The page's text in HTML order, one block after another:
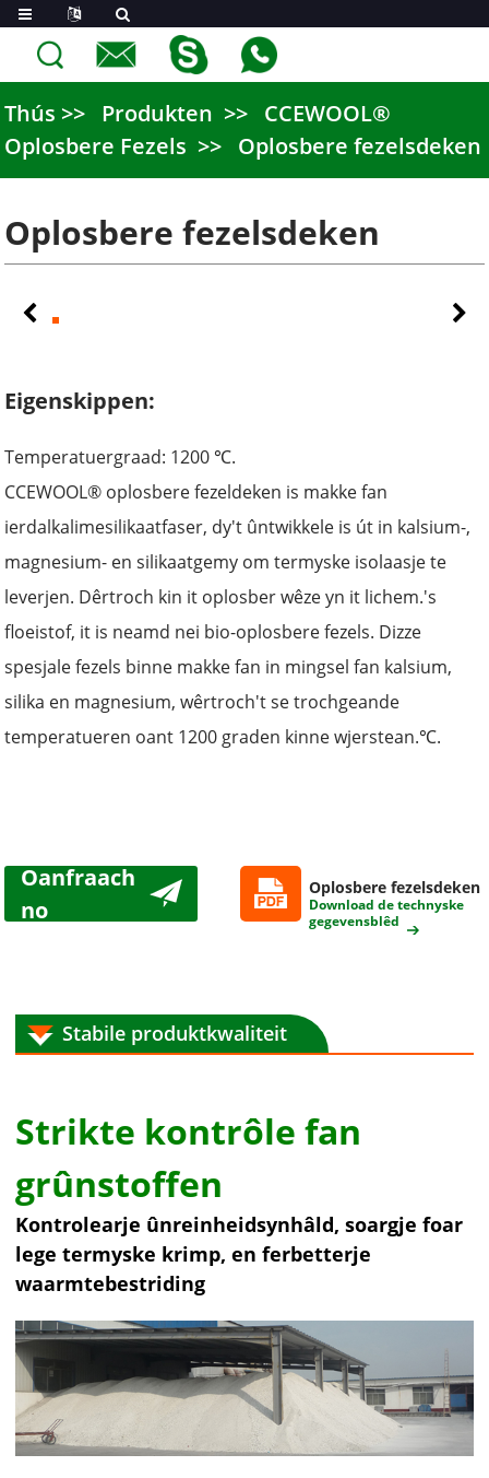
Thús Produkten
CCEWOOL®
Oplosbere Fezels
Oplosbere fezelsdeken
Oplosbere fezelsdeken
Eigenskippen:
Temperatuergraad: 1200 ℃.
CCEWOOL® oplosbere fezeldeken is makke fan
ierdalkalimesilikaatfaser, dy't ûntwikkele is út in kalsium-,
magnesium- en silikaatgemy om termyske isolaasje te
leverjen. Dêrtroch kin it oplosber wêze yn it lichem.'s
floeistof, it is neamd nei bio-oplosbere fezels. Dizze
spesjale fezels binne makke fan in mingsel fan kalsium,
silika en magnesium, wêrtroch't se trochgeande
temperatueren oant 1200 graden kinne wjerstean.℃.
Oanfraach
no
Oplosbere fezelsdeken
Download de technyske
gegevensblêd
Stabile produktkwaliteit
Strikte kontrôle fan
grûnstoffen
Kontrolearje ûnreinheidsynhâld, soargje foar
lege termyske krimp, en ferbetterje
waarmtebestriding